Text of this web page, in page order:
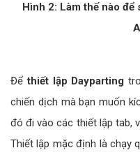
Hình 2: Làm thế nào để
Để thiết lập Dayparting
chiến dịch mà bạn muốn
đó đi vào các thiết lập tab,
Thiết lập mặc định là chạy